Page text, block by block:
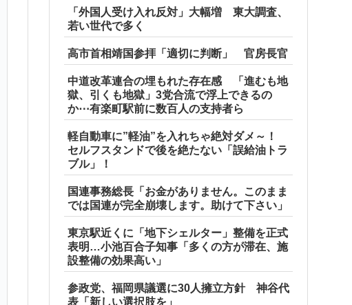
「外国人受け入れ反対」大幅増 東大調査、
若い世代で多く
高市首相靖国参拝「適切に判断」 官房長官
中道改革連合の埋もれた存在感 「進むも地
獄、引くも地獄」3党合流で浮上できるの
か⋯有楽町駅前に数百人の支持者ら
軽自動車に”軽油”を入れちゃ絶対ダメ～！
セルフスタンドで後を絶たない「誤給油トラ
ブル」！
国連事務総長「お金がありません。このまま
では国連が完全崩壊します。助けて下さい」
東京駅近くに「地下シェルター」整備を正式
表明…小池百合子知事「多くの方が滞在、施
設整備の効果高い」
参政党、福岡県議選に30人擁立方針 神谷代
表「新しい選択肢を」